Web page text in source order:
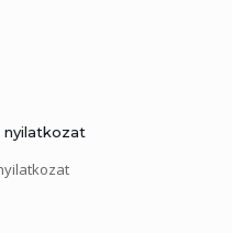
nyilatkozat